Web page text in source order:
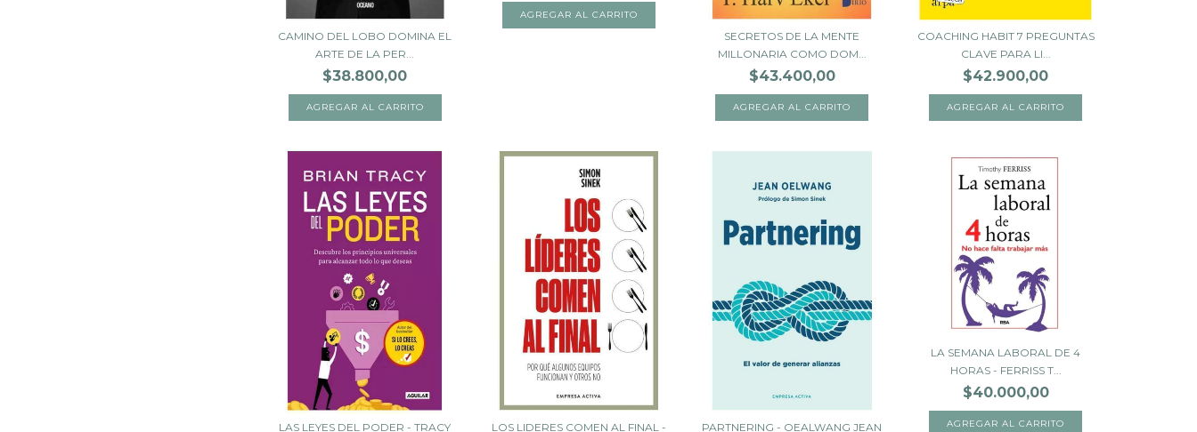
CAMINO DEL LOBO DOMINA EL
ARTE DE LA PER...
$38.800,00
SECRETOS DE LA MENTE
MILLONARIA COMO DOM...
$43.400,00
COACHING HABIT 7 PREGUNTAS
CLAVE PARA LI...
$42.900,00
LAS LEYES DEL PODER - TRACY LOS LIDERES COMEN AL FINAL - PARTNERING - OEALWANG JEAN
LA SEMANA LABORAL DE 4
HORAS - FERRISS T...
$40.000,00